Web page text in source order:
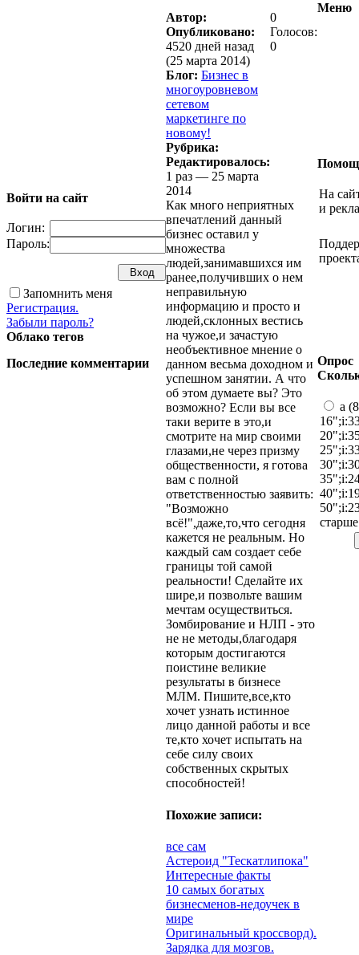
Войти на сайт
Логин:
Пароль:
Запомнить меня
Регистрация.
Забыли пароль?
Облако тегов
Последние комментарии
Автор:
Опубликовано:
4520 дней назад
(25 марта 2014)
Блог: Бизнес в
многоуровневом
сетевом
маркетинге по
новому!
Рубрика:
Редактировалось:
1 раз — 25 марта
2014
0
Голосов:
0
Как много неприятных
впечатлений данный
бизнес оставил у
множества
людей,занимавшихся им
ранее,получивших о нем
неправильную
информацию и просто и
людей,склонных вестись
на чужое,и зачастую
необъективное мнение о
данном весьма доходном и
успешном занятии. А что
об этом думаете вы? Это
возможно? Если вы все
таки верите в это,и
смотрите на мир своими
глазами,не через призму
общественности, я готова
вам с полной
ответственностью заявить:
"Возможно
всё!",даже,то,что сегодня
кажется не реальным. Но
каждый сам создает себе
границы той самой
реальности! Сделайте их
шире,и позвольте вашим
мечтам осуществиться.
Зомбирование и НЛП - это
не не методы,благодаря
которым достигаются
поистине великие
результаты в бизнесе
МЛМ. Пишите,все,кто
хочет узнать истинное
лицо данной работы и все
те,кто хочет испытать на
себе силу своих
собственных скрытых
способностей!
Похожие записи:
все сам
Астероид "Тескатлипока"
Интересные факты
10 самых богатых
бизнесменов-недоучек в
мире
Оригинальный кроссворд).
Зарядка для мозгов.
Меню
На
и
Опрос
a